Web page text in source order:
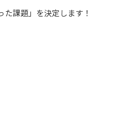
課題」を決定します！